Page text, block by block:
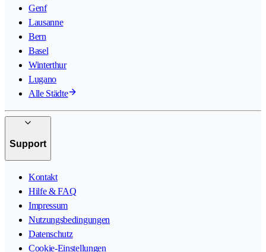
Genf
Lausanne
Bern
Basel
Winterthur
Lugano
Alle Städte
Support
Kontakt
Hilfe & FAQ
Impressum
Nutzungsbedingungen
Datenschutz
Cookie-Einstellungen